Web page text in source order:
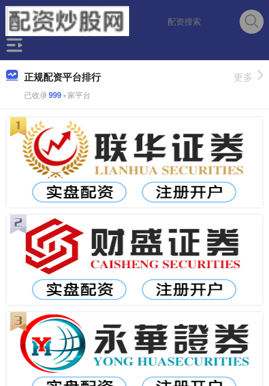
正规配资平台排行
已收录999+家平台
更多